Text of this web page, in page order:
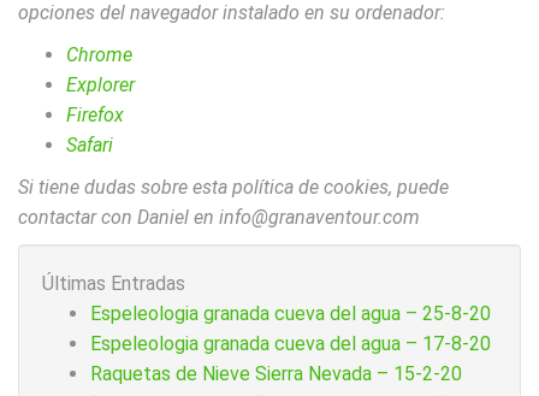
opciones del navegador instalado en su ordenador:
Chrome
Explorer
Firefox
Safari
Si tiene dudas sobre esta política de cookies, puede
contactar con Daniel en info@granaventour.com
Últimas Entradas
Espeleologia granada cueva del agua – 25-8-20
Espeleologia granada cueva del agua – 17-8-20
Raquetas de Nieve Sierra Nevada – 15-2-20